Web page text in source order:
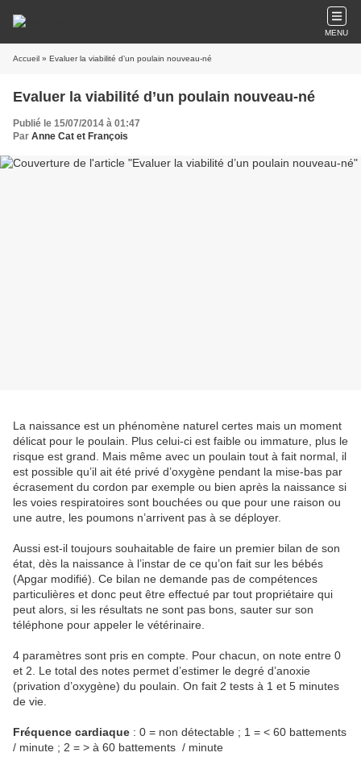
MENU
Accueil » Evaluer la viabilité d’un poulain nouveau-né
Evaluer la viabilité d’un poulain nouveau-né
Publié le 15/07/2014 à 01:47
Par Anne Cat et François
La naissance est un phénomène naturel certes mais un moment
délicat pour le poulain. Plus celui-ci est faible ou immature, plus le
risque est grand. Mais même avec un poulain tout à fait normal, il
est possible qu’il ait été privé d’oxygène pendant la mise-bas par
écrasement du cordon par exemple ou bien après la naissance si
les voies respiratoires sont bouchées ou que pour une raison ou
une autre, les poumons n’arrivent pas à se déployer.
Aussi est-il toujours souhaitable de faire un premier bilan de son
état, dès la naissance à l’instar de ce qu’on fait sur les bébés
(Apgar modifié). Ce bilan ne demande pas de compétences
particulières et donc peut être effectué par tout propriétaire qui
peut alors, si les résultats ne sont pas bons, sauter sur son
téléphone pour appeler le vétérinaire.
4 paramètres sont pris en compte. Pour chacun, on note entre 0
et 2. Le total des notes permet d’estimer le degré d’anoxie
(privation d’oxygène) du poulain. On fait 2 tests à 1 et 5 minutes
de vie.
Fréquence cardiaque : 0 = non détectable ; 1 = < 60 battements
/ minute ; 2 = > à 60 battements / minute